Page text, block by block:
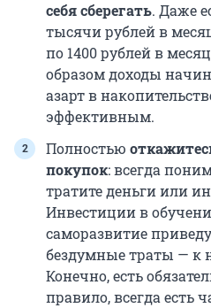
себя сберегать. Даже
тысячи рублей в
по 1400 рублей в
образом доходы
азарт в
эффективным.
Полностью
покупок: всегда
тратите деньги или
Инвестиции в
саморазвитие
бездумные траты — к
Конечно, есть
правило, всегда есть